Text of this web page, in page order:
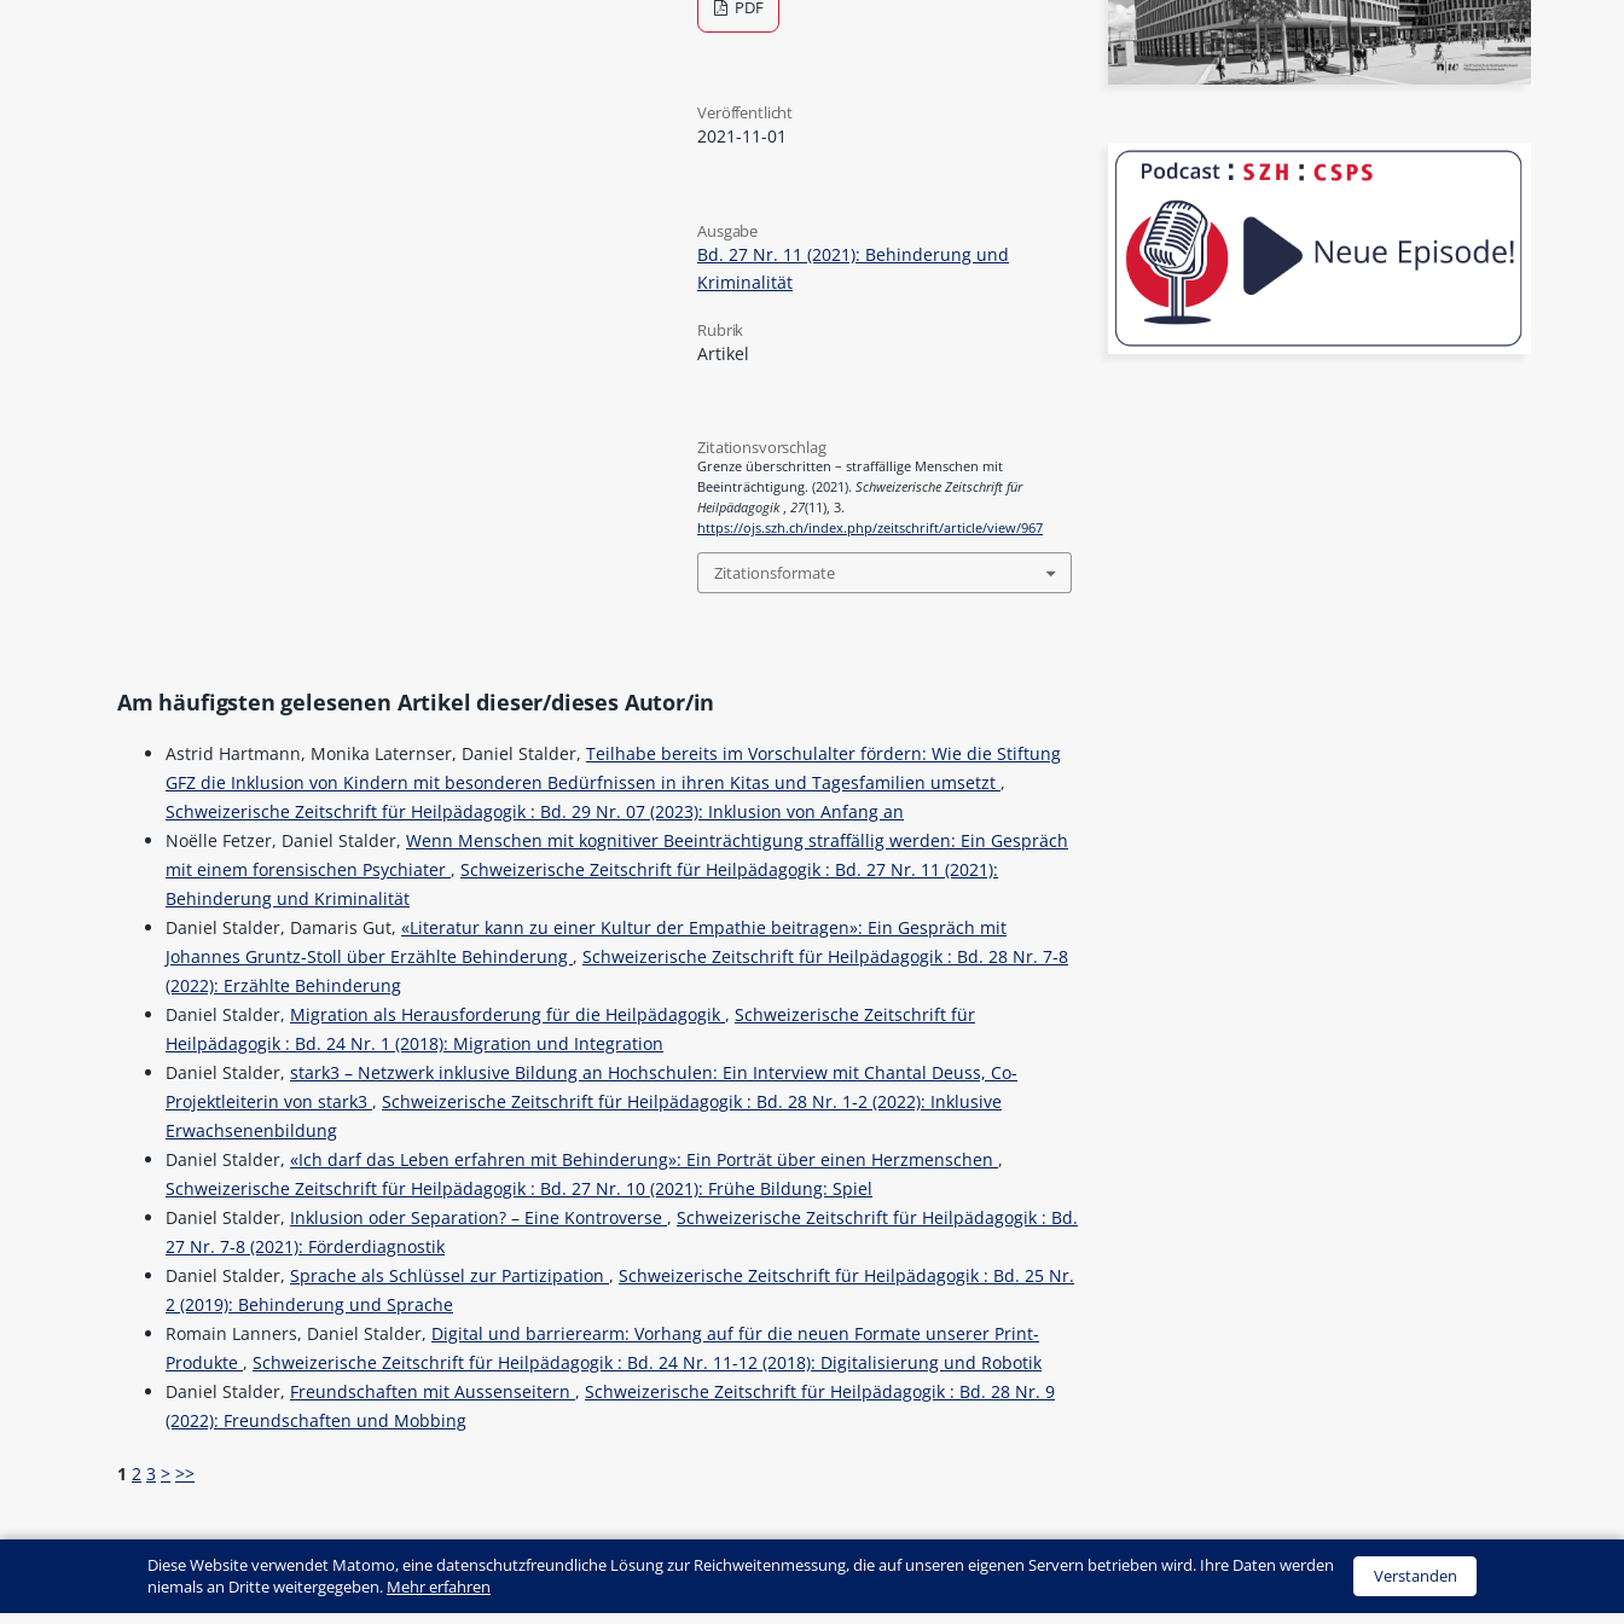
PDF
Veröffentlicht
2021-11-01
Ausgabe
Bd. 27 Nr. 11 (2021): Behinderung und
Kriminalität
Rubrik
Artikel
Zitationsvorschlag
Grenze überschritten – straffällige Menschen mit
Beeinträchtigung. (2021).Schweizerische Zeitschrift für
Heilpädagogik ,27(11), 3.
https://ojs.szh.ch/index.php/zeitschrift/article/view/967
Zitationsformate
Am häufigsten gelesenen Artikel dieser/dieses Autor/in
Astrid Hartmann, Monika Laternser, Daniel Stalder,Teilhabe bereits im Vorschulalter fördern: Wie die Stiftung
GFZ die Inklusion von Kindern mit besonderen Bedürfnissen in ihren Kitas und Tagesfamilien umsetzt ,
Schweizerische Zeitschrift für Heilpädagogik : Bd. 29 Nr. 07 (2023): Inklusion von Anfang an
Noëlle Fetzer, Daniel Stalder,Wenn Menschen mit kognitiver Beeinträchtigung straffällig werden: Ein Gespräch
mit einem forensischen Psychiater ,Schweizerische Zeitschrift für Heilpädagogik : Bd. 27 Nr. 11 (2021):
Behinderung und Kriminalität
Daniel Stalder, Damaris Gut,«Literatur kann zu einer Kultur der Empathie beitragen»: Ein Gespräch mit
Johannes Gruntz-Stoll über Erzählte Behinderung ,Schweizerische Zeitschrift für Heilpädagogik : Bd. 28 Nr. 7-8
(2022): Erzählte Behinderung
Daniel Stalder, Migration als Herausforderung für die Heilpädagogik ,Schweizerische Zeitschrift für
Heilpädagogik : Bd. 24 Nr. 1 (2018): Migration und Integration
Daniel Stalder,stark3 – Netzwerk inklusive Bildung an Hochschulen: Ein Interview mit Chantal Deuss, Co-
Projektleiterin von stark3 ,Schweizerische Zeitschrift für Heilpädagogik : Bd. 28 Nr. 1-2 (2022): Inklusive
Erwachsenenbildung
Daniel Stalder,«Ich darf das Leben erfahren mit Behinderung»: Ein Porträt über einen Herzmenschen ,
Schweizerische Zeitschrift für Heilpädagogik : Bd. 27 Nr. 10 (2021): Frühe Bildung: Spiel
Daniel Stalder, Inklusion oder Separation? – Eine Kontroverse ,Schweizerische Zeitschrift für Heilpädagogik : Bd.
27 Nr. 7-8 (2021): Förderdiagnostik
Daniel Stalder,Sprache als Schlüssel zur Partizipation ,Schweizerische Zeitschrift für Heilpädagogik : Bd. 25 Nr.
2 (2019): Behinderung und Sprache
Romain Lanners, Daniel Stalder, Digital und barrierearm: Vorhang auf für die neuen Formate unserer Print-
Produkte ,Schweizerische Zeitschrift für Heilpädagogik : Bd. 24 Nr. 11-12 (2018): Digitalisierung und Robotik
Daniel Stalder, Freundschaften mit Aussenseitern ,Schweizerische Zeitschrift für Heilpädagogik : Bd. 28 Nr. 9
(2022): Freundschaften und Mobbing
1 2 3 > >>
© SZH/CSPS
Diese Website verwendet Matomo, eine datenschutzfreundliche Lösung zur Reichweitenmessung, die auf unseren eigenen Servern betrieben wird. Ihre Daten werden
niemals an Dritte weitergegeben. Mehr erfahren Verstanden